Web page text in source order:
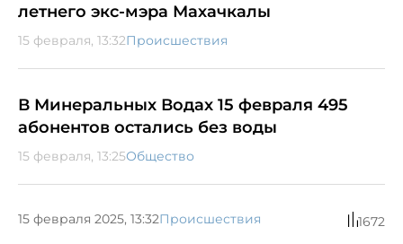
летнего экс-мэра Махачкалы
15 февраля, 13:32Происшествия
В Минеральных Водах 15 февраля 495
абонентов остались без воды
15 февраля, 13:25Общество
15 февраля 2025, 13:32Происшествия 1672